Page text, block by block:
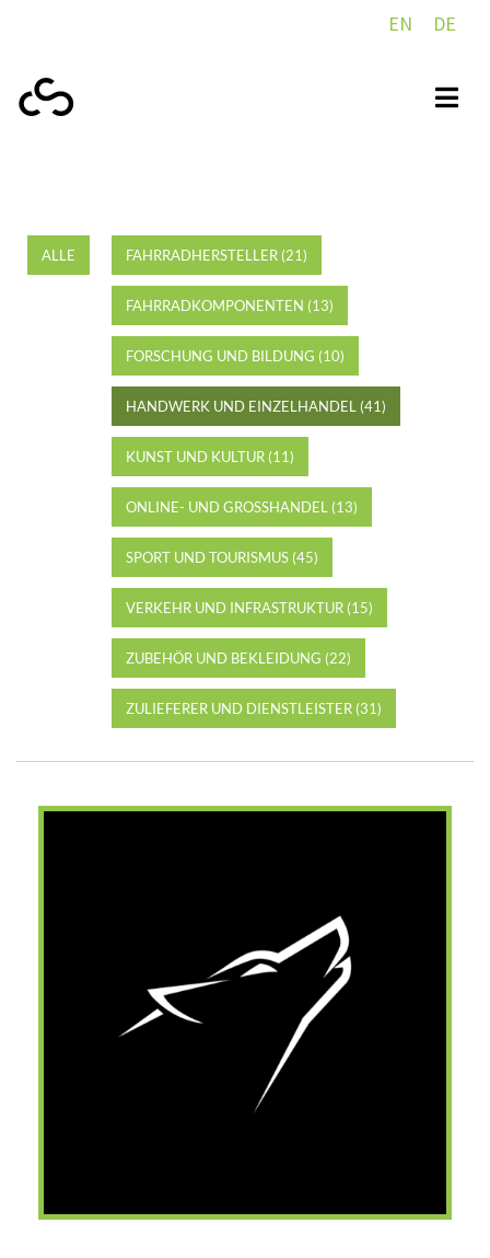
EN DE
ALLE FAHRRADHERSTELLER (21)
FAHRRADKOMPONENTEN (13)
FORSCHUNG UND BILDUNG (10)
HANDWERK UND EINZELHANDEL (41)
KUNST UND KULTUR (11)
ONLINE- UND GROSSHANDEL (13)
SPORT UND TOURISMUS (45)
VERKEHR UND INFRASTRUKTUR (15)
ZUBEHÖR UND BEKLEIDUNG (22)
ZULIEFERER UND DIENSTLEISTER (31)